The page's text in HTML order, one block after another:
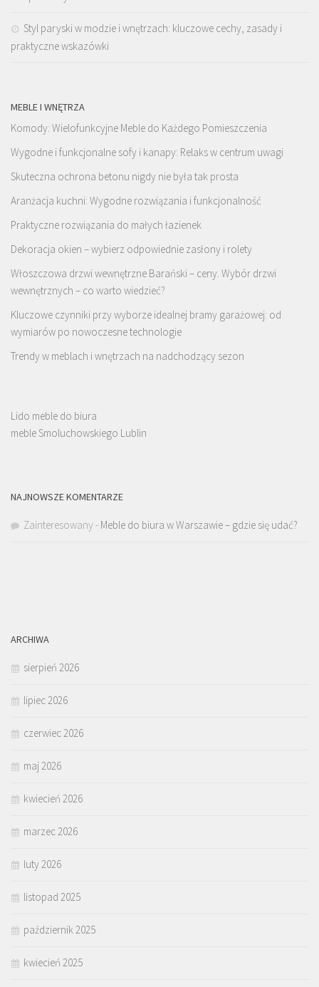
Styl paryski w modzie i wnętrzach: kluczowe cechy, zasady i
praktyczne wskazówki
MEBLE I WNĘTRZA
Komody: Wielofunkcyjne Meble do Każdego Pomieszczenia
Wygodne i funkcjonalne sofy i kanapy: Relaks w centrum uwagi
Skuteczna ochrona betonu nigdy nie była tak prosta
Aranżacja kuchni: Wygodne rozwiązania i funkcjonalność
Praktyczne rozwiązania do małych łazienek
Dekoracja okien – wybierz odpowiednie zasłony i rolety
Włoszczowa drzwi wewnętrzne Barański – ceny. Wybór drzwi
wewnętrznych – co warto wiedzieć?
Kluczowe czynniki przy wyborze idealnej bramy garażowej: od
wymiarów po nowoczesne technologie
Trendy w meblach i wnętrzach na nadchodzący sezon
Lido meble do biura
meble Smoluchowskiego Lublin
NAJNOWSZE KOMENTARZE
Zainteresowany - Meble do biura w Warszawie – gdzie się udać?
ARCHIWA
sierpień 2026
lipiec 2026
czerwiec 2026
maj 2026
kwiecień 2026
marzec 2026
luty 2026
listopad 2025
październik 2025
kwiecień 2025